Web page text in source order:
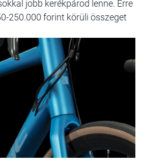
jobb kerékpárod lenne. Erre
250.000 forint körüli összeget